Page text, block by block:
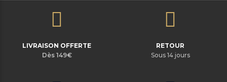
LIVRAISON OFFERTE
Dès 149€
RETOUR
Sous 14 jours